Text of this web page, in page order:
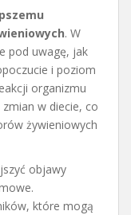
. W
pod uwagę, jak
i poziom
organizmu
w diecie, co
żywieniowych
objawy
które mogą